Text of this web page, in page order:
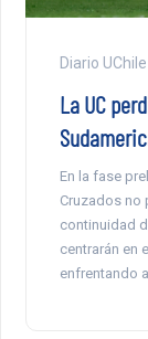
Diario UChile
La UC
En la fase
Cruzados no
continuidad
centrarán en
enfrentando